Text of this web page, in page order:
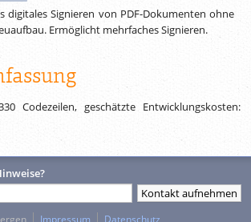
digitales Signieren von PDF-Dokumenten ohne
Ermöglicht mehrfaches Signieren.
Codezeilen, geschätzte Entwicklungskosten:
Impressum Datenschutz